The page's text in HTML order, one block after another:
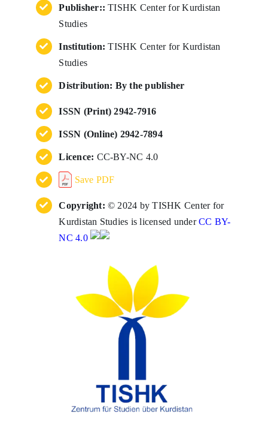
Publisher:: TISHK Center for Kurdistan
Studies
Institution: TISHK Center for Kurdistan
Studies
Distribution: By the publisher
ISSN (Print) 2942-7916
ISSN (Online) 2942-7894
Licence: CC-BY-NC 4.0
Save PDF
Copyright: © 2024 by TISHK Center for
Kurdistan Studies is licensed underCC BY-
NC 4.0